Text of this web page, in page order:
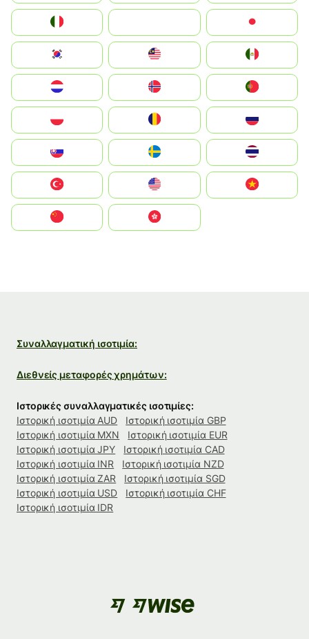
South Korea
United States
中國香港特別行政區
Συναλλαγματική ισοτιμία:
Διεθνείς μεταφορές χρημάτων:
Ιστορικές συναλλαγματικές ισοτιμίες:
Ιστορική ισοτιμία AUD
Ιστορική ισοτιμία GBP
Ιστορική ισοτιμία MXN
Ιστορική ισοτιμία EUR
Ιστορική ισοτιμία JPY
Ιστορική ισοτιμία CAD
Ιστορική ισοτιμία INR
Ιστορική ισοτιμία NZD
Ιστορική ισοτιμία ZAR
Ιστορική ισοτιμία SGD
Ιστορική ισοτιμία USD
Ιστορική ισοτιμία CHF
Ιστορική ισοτιμία IDR